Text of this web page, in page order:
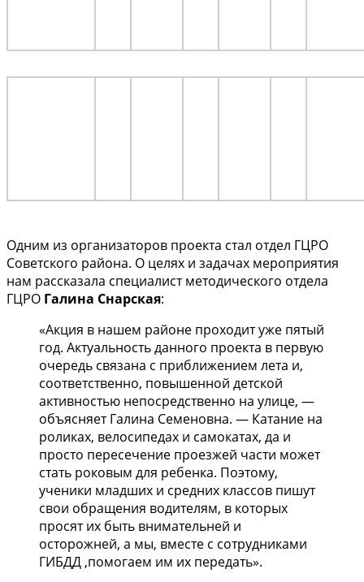
Одним из организаторов проекта стал отдел ГЦРО
Советского района. О целях и задачах мероприятия
нам рассказала специалист методического отдела
ГЦРО Галина Снарская:
«Акция в нашем районе проходит уже пятый
год. Актуальность данного проекта в первую
очередь связана с приближением лета и,
соответственно, повышенной детской
активностью непосредственно на улице, —
объясняет Галина Семеновна. — Катание на
роликах, велосипедах и самокатах, да и
просто пересечение проезжей части может
стать роковым для ребенка. Поэтому,
ученики младших и средних классов пишут
свои обращения водителям, в которых
просят их быть внимательней и
осторожней, а мы, вместе с сотрудниками
ГИБДД ,помогаем им их передать».